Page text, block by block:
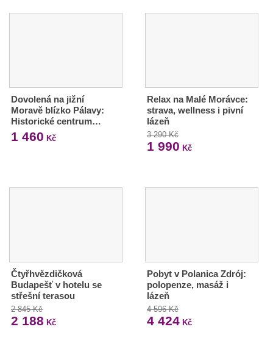
Dovolená na jižní
Moravě blízko Pálavy:
Historické centrum…
1 460 Kč
Relax na Malé Morávce:
strava, wellness i pivní
lázeň
3 290 Kč
1 990 Kč
Čtyřhvězdičková
Budapešť v hotelu se
střešní terasou
2 845 Kč
2 188 Kč
Pobyt v Polanica Zdrój:
polopenze, masáž i
lázeň
4 596 Kč
4 424Kč